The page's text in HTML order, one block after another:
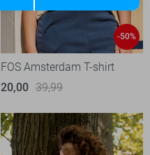
-50%
FOS Amsterdam T-shirt
20,00 39,99